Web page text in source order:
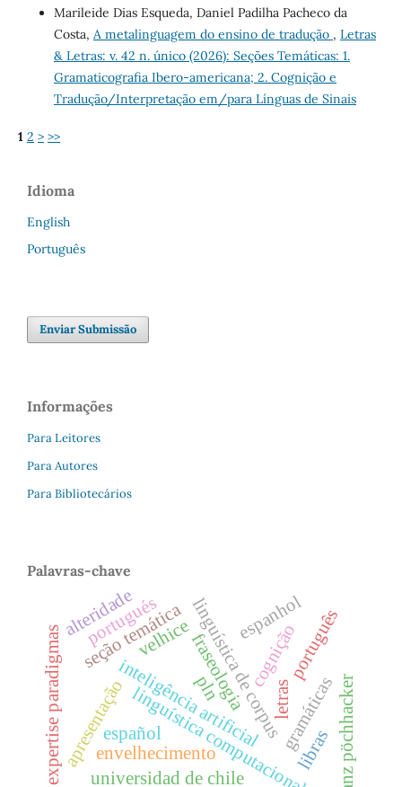
Marileide Dias Esqueda, Daniel Padilha Pacheco da
Costa, A metalinguagem do ensino de tradução , Letras
& Letras: v. 42 n. único (2026): Seções Temáticas: 1.
Gramaticografia Ibero-americana; 2. Cognição e
Tradução/Interpretação em/para Línguas de Sinais
1 2 > >>
Idioma
English
Português
Enviar Submissão
Informações
Para Leitores
Para Autores
Para Bibliotecários
Palavras-chave
linguística de corpus
linguística computacional.
inteligência artificial letras
apresentação
seção temática cognição
expertise paradigmas gramáticas
universidad de chile
portugués
español
português
espanhol
franz pöchhacker
libras
fraseologia
pln
envelhecimento
velhice
alteridade